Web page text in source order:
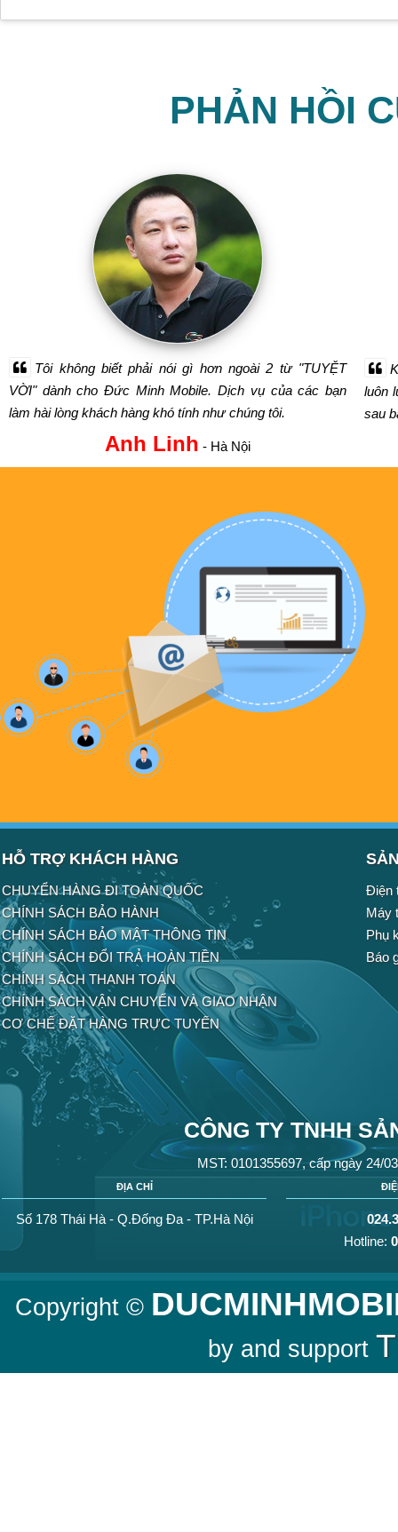
PHẢN HỒI
Tôi không biết phải nói gì hơn ngoài 2 từ "TUYỆT
VỜI" dành cho Đức Minh Mobile. Dịch vụ của các bạn
làm hài lòng khách hàng khó tính như chúng tôi.
Anh Linh - Hà Nội
luôn
sau
HỖ TRỢ KHÁCH HÀNG
CHUYỂN HÀNG ĐI TOÀN QUỐC
CHÍNH SÁCH BẢO HÀNH
CHÍNH SÁCH BẢO MẬT THÔNG TIN
CHÍNH SÁCH ĐỔI TRẢ HOÀN TIỀN
CHÍNH SÁCH THANH TOÁN
CHÍNH SÁCH VẬN CHUYỂN VÀ GIAO NHẬN
CƠ CHẾ ĐẶT HÀNG TRỰC TUYẾN
Điện
Máy
Phụ
Báo
CÔNG TY TNHH
MST: 0101355697, cấp ngày 24/
ĐỊA CHỈ
Số 178 Thái Hà - Q.Đống Đa - TP.Hà Nội
Hotline:
Copyright ©
by and support